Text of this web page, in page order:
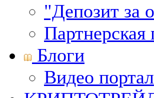
"Депозит за
Блоги
Видео портал